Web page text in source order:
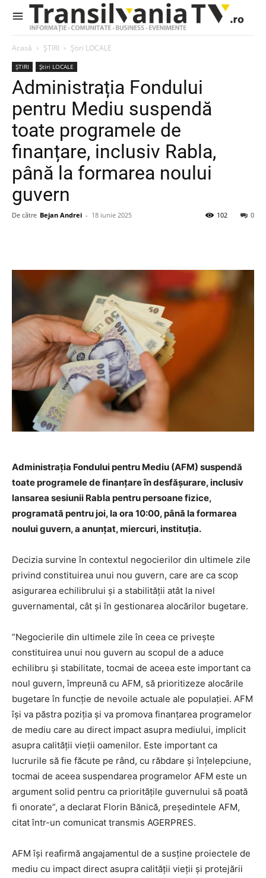
Acasă ȘTIRI Știri LOCALE
ȘTIRI Știri LOCALE
Administrația Fondului
pentru Mediu suspendă
toate programele de
finanțare, inclusiv Rabla,
până la formarea noului
guvern
De către Bejan Andrei - 18 iunie 2025 0
102
Administrația Fondului pentru Mediu (AFM) suspendă
toate programele de finanțare în desfășurare, inclusiv
lansarea sesiunii Rabla pentru persoane fizice,
programată pentru joi, la ora 10:00, până la formarea
noului guvern, a anunțat, miercuri, instituția.
Decizia survine în contextul negocierilor din ultimele zile
privind constituirea unui nou guvern, care are ca scop
asigurarea echilibrului și a stabilității atât la nivel
guvernamental, cât și în gestionarea alocărilor bugetare.
”Negocierile din ultimele zile în ceea ce privește
constituirea unui nou guvern au scopul de a aduce
echilibru și stabilitate, tocmai de aceea este important ca
noul guvern, împreună cu AFM, să prioritizeze alocările
bugetare în funcție de nevoile actuale ale populației. AFM
își va păstra poziția și va promova finanțarea programelor
de mediu care au direct impact asupra mediului, implicit
asupra calității vieții oamenilor. Este important ca
lucrurile să fie făcute pe rând, cu răbdare și înțelepciune,
tocmai de aceea suspendarea programelor AFM este un
argument solid pentru ca prioritățile guvernului să poată
fi onorate”, a declarat Florin Bănică, președintele AFM,
citat într-un comunicat transmis AGERPRES.
AFM își reafirmă angajamentul de a susține proiectele de
mediu cu impact direct asupra calității vieții și protejării